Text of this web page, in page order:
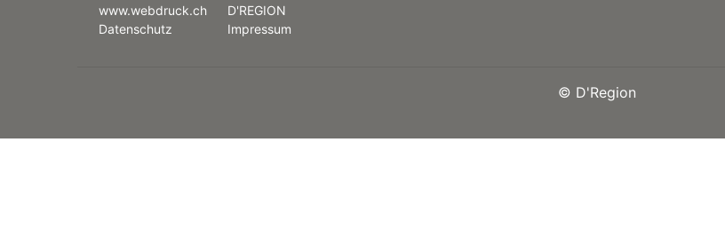
www.webdruck.ch
Datenschutz
D'REGION
Impressum
© D'Region